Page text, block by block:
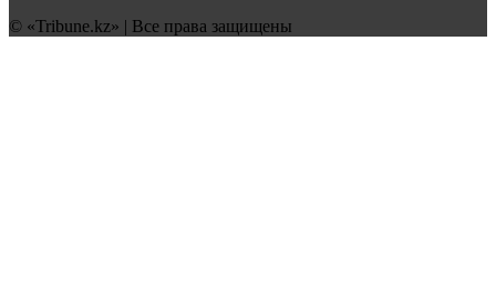
© «Tribune.kz» | Все права защищены